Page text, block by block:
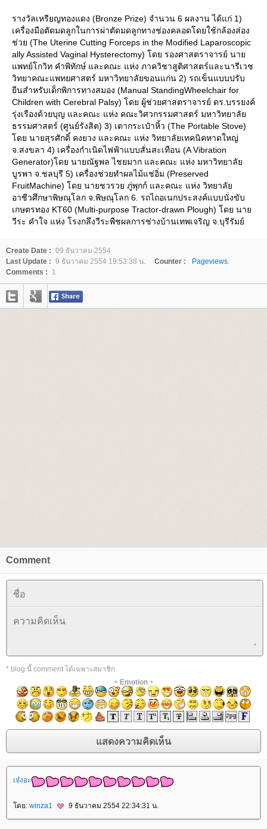
รางวัลเหรียญทองแดง (Bronze Prize) จำนวน 6 ผลงาน ได้แก่ 1)
เครื่องมือตัดมดลูกในการผ่าตัดมดลูกทางช่องคลอดโดยใช้กล้องส่อง
ช่วย (The Uterine Cutting Forceps in the Modified Laparoscopic
ally Assisted Vaginal Hysterectomy) โดย รองศาสตราจารย์ นา
พทย์โกวิท คำพิทักษ์ และคณะ แห่ง ภาควิชาสูติศาสตร์และนารีเวช
วิทยาคณะแพทยศาสตร์ มหาวิทยาลัยขอนแก่น 2) รถเข็นแบบปรับ
ืนสำหรับเด็กพิการทางสมอง (Manual StandingWheelchair for
Children with Cerebral Palsy) โดย ผู้ช่วยศาสตราจารย์ ดร.บรรยงค์
รุ่งเรืองด้วยบุญ และคณะ แห่ง คณะวิศวกรรมศาสตร์ มหาวิทยาลั
ธรรมศาสตร์ (ศูนย์รังสิต) 3) เตากระเป๋าหิ้ว (The Portable Stove)
ดย นายสุรศักดิ์ คงยวง และคณะ แห่ง วิทยาลัยเทคนิคหาดใหญ่
จ.สงขลา 4) เครื่องกำเนิดไฟฟ้าแบบสั่นสะเทือน (A Vibration
Generator)โดย นายณัฐพล ไชยมาก และคณะ แห่ง มหาวิทยาลั
บูรพา จ.ชลบุรี 5) เครื่องช่วยทำผลไม้แช่อิ่ม (Preserved
FruitMachine) โดย นายชวรวย ภู่พุกก์ และคณะ แห่ง วิทยาลั
อาชีวศึกษาพิษณุโลก จ.พิษณุโลก 6. รถไถอเนกประสงค์แบบนั่งขับ
เกษตรทอง KT60 (Multi-purpose Tractor-drawn Plough) โดย นา
วีระ คำใจ แห่ง โรงกลึงวีระพืชผลการช่างบ้านเทพเจริญ จ.บุรีรัมย์
Create Date : 09 ธันวาคม 2554
Last Update : 9 ธันวาคม 2554 19:53:38 น. Counter :
Pageviews.
Comments :
1
Comment
* blog นี้ comment ได้เฉพาะสมาชิก
+ Emotion+
เจ๋งอะ
ดย: winza1 9 ธันวาคม 2554 22:34:31 น.